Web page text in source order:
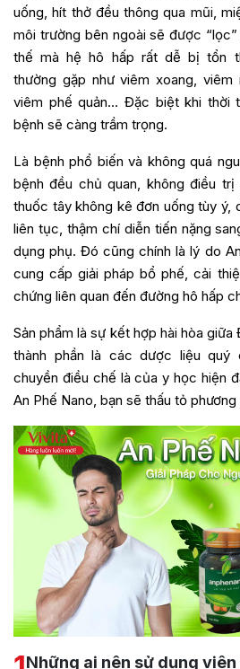
uống, hít thở đều thông qua mũi,
môi trường bên ngoài sẽ được
thế mà hệ hô hấp rất dễ bị tổn
thường gặp như viêm xoang,
viêm phế quản… Đặc biệt khi thời
bệnh sẽ càng trầm trọng.
Là bệnh phổ biến và không quá
bệnh đều chủ quan, không điều
thuốc tây không kê đơn uống tùy ý,
liên tục, thậm chí diễn tiến nặng
dụng phụ. Đó cũng chính là lý do
cung cấp giải pháp bổ phế, cải
chứng liên quan đến đường hô hấp
Sản phẩm là sự kết hợp hài hòa
thành phần là các dược liệu
chuyền điều chế là của y học hiện
An Phế Nano, bạn sẽ thấu tỏ phương
Những ai nên sử dụng